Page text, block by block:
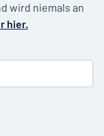
wird niemals an
hier.